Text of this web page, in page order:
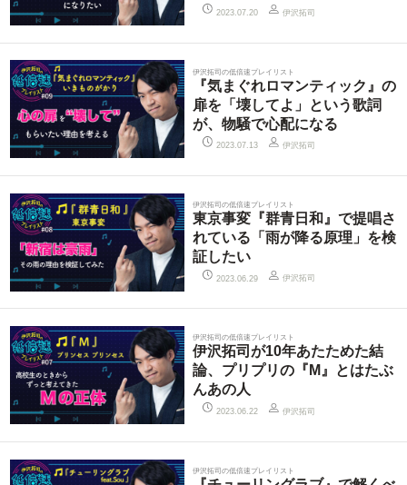
2023.07.20 伊沢拓司
伊沢拓司の低倍速プレイリスト
『気まぐれロマンティック』の
扉を「壊してよ」という歌詞
が、物騒で心配になる
2023.07.13 伊沢拓司
伊沢拓司の低倍速プレイリスト
東京事変『群青日和』で提唱さ
れている「雨が降る原理」を検
証したい
2023.06.29 伊沢拓司
伊沢拓司の低倍速プレイリスト
伊沢拓司が10年あたためた結
論、プリプリの『M』とはたぶ
んあの人
2023.06.22 伊沢拓司
伊沢拓司の低倍速プレイリスト